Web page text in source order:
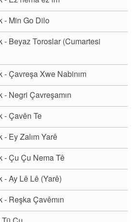
- Min Go Dilo
- Beyaz Toroslar (Cumartesi
- Çavreşa Xwe Nabinım
Negri Çavreşamın
- Çavên Te
Ey Zalım Yarê
- Çu Çu Nema Tê
Ay Lê Lê (Yarê)
Reşka Çavêmın